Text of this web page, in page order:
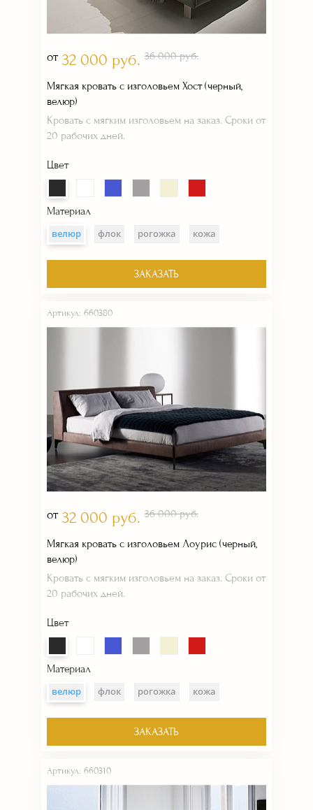
от 32 000 руб. 36 000 руб.
Мягкая кровать с изголовьем Хост (черный,
велюр)
Кровать с мягким изголовьем на заказ. Сроки от
20 рабочих дней.
Цвет
Материал
велюр
флок рогожка кожа
ЗАКАЗАТЬ
Артикул: 660380
от 32 000 руб. 36 000 руб.
Мягкая кровать с изголовьем Лоурис (черный,
велюр)
Кровать с мягким изголовьем на заказ. Сроки от
20 рабочих дней.
Цвет
Материал
велюр
флок рогожка кожа
ЗАКАЗАТЬ
Артикул: 660310